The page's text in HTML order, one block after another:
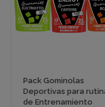
Pack Gominolas
Deportivas para
de Entrenamiento